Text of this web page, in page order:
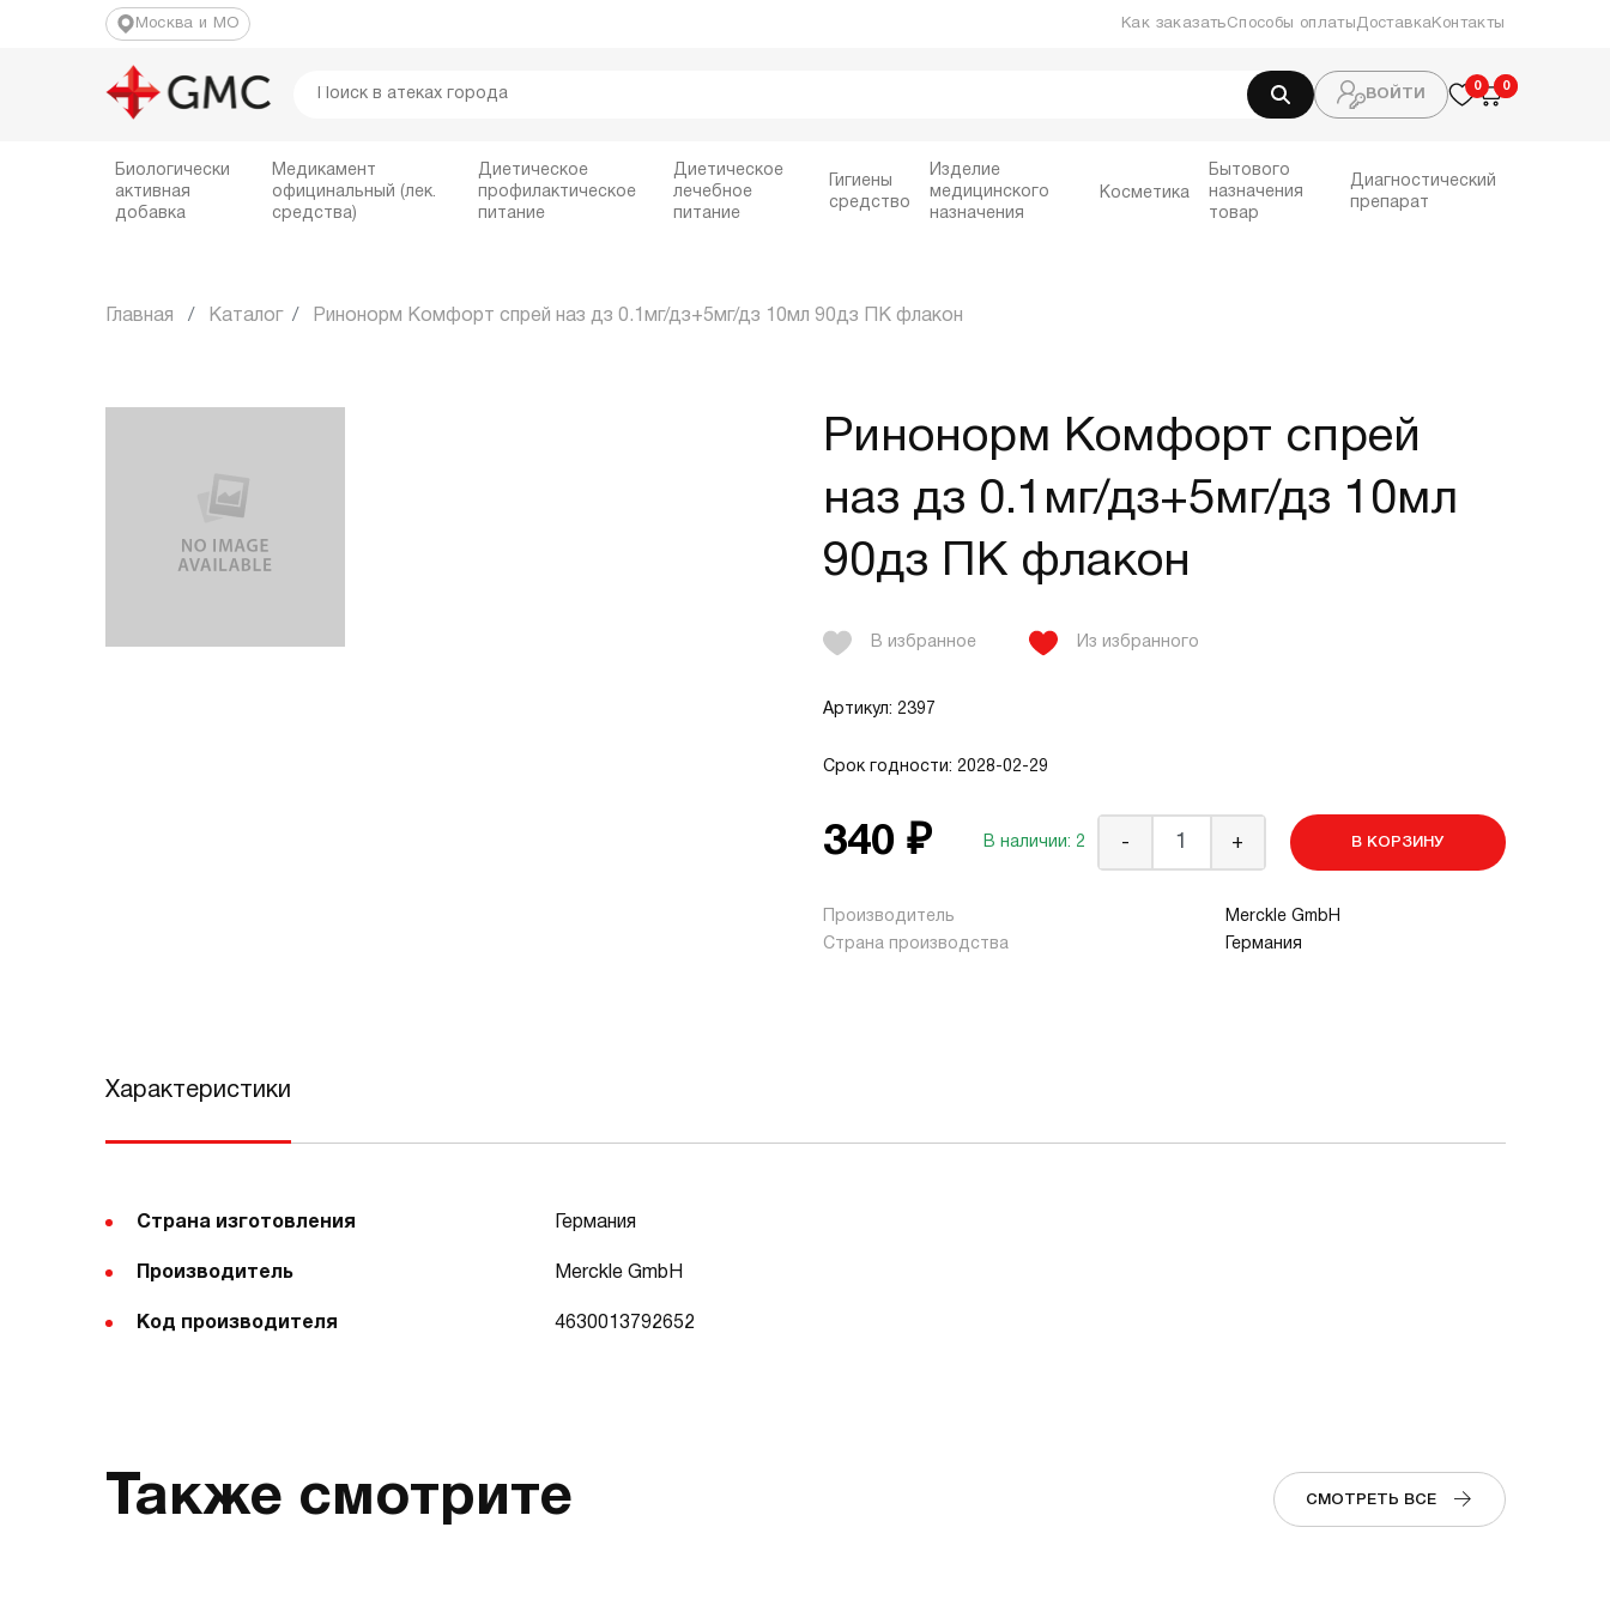
Москва и МО Как заказатьСпособы оплатыДоставкаКонтакты
ВОЙТИ
0 00
Биологически
активная
добавка
Медикамент
официнальный (лек.
средства)
Диетическое
профилактическое
питание
Диетическое
лечебное
питание
Гигиены
средство
Изделие
медицинского
назначения
Косметика
Бытового
назначения
товар
Диагностический
препарат
Главная Каталог Ринонорм Комфорт спрей наз дз 0.1мг/дз+5мг/дз 10мл 90дз ПК флакон
Ринонорм Комфорт спрей
наз дз 0.1мг/дз+5мг/дз 10мл
90дз ПК флакон
В избранное Из избранного
Артикул: 2397
Срок годности: 2028-02-29
340 ₽ В наличии: 2 - + В КОРЗИНУ
Производитель
Merckle GmbH
Страна производства
Германия
Характеристики
Страна изготовления Германия
Производитель Merckle GmbH
Код производителя 4630013792652
Также смотрите СМОТРЕТЬ ВСЕ